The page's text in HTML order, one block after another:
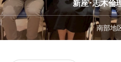
朝礼と職場の教養
新座･志木倫
南部地